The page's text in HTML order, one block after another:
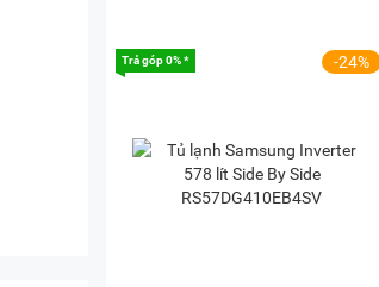
Trả góp 0% * -24%